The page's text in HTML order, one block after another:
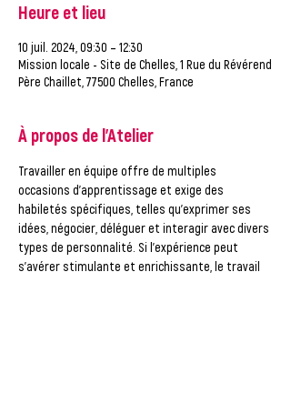
Heure et lieu
10 juil. 2024, 09:30 – 12:30
Mission locale - Site de Chelles, 1 Rue du Révérend
Père Chaillet, 77500 Chelles, France
À propos de l'Atelier
Travailler en équipe offre de multiples
occasions d’apprentissage et exige des
habiletés spécifiques, telles qu’exprimer ses
idées, négocier, déléguer et interagir avec divers
types de personnalité. Si l’expérience peut
s’avérer stimulante et enrichissante, le travail